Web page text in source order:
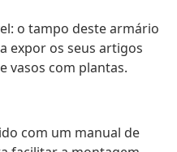
o tampo deste armário
expor os seus artigos
vasos com plantas.
com um manual de